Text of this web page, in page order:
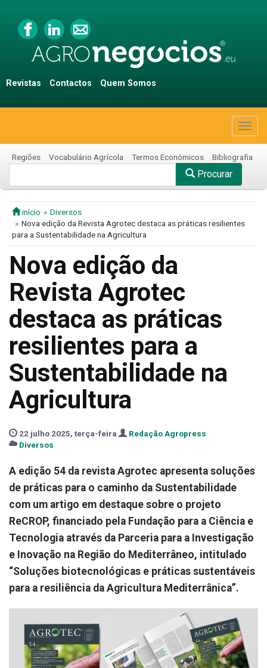
Revistas Contactos Quem Somos
Regiões Vocabulário Agrícola Termos Económicos Bibliografia
Procurar
início
Diversos
Nova edição da Revista Agrotec destaca as práticas resilientes
para a Sustentabilidade na Agricultura
Nova edição da
Revista Agrotec
destaca as práticas
resilientes para a
Sustentabilidade na
Agricultura
22 julho 2025, terça-feira
Redação Agropress
Diversos
A edição 54 da revista Agrotec apresenta soluções
de práticas para o caminho da Sustentabilidade
com um artigo em destaque sobre o projeto
ReCROP, financiado pela Fundação para a Ciência e
Tecnologia através da Parceria para a Investigação
e Inovação na Região do Mediterrâneo, intitulado
“Soluções biotecnológicas e práticas sustentáveis
para a resiliência da Agricultura Mediterrânica”.